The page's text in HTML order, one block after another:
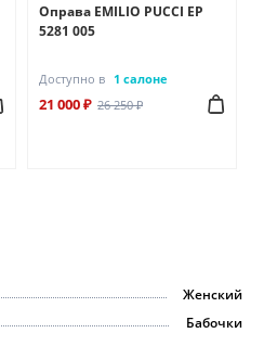
Оправа EMILIO PUCCI EP
5281 005
Доступно в 1 салоне
21 000 ₽ 26 250 ₽
Женский
Бабочки